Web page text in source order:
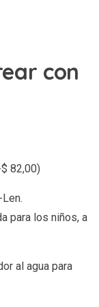
con
$ 82,00)
para los niños, a
al agua para